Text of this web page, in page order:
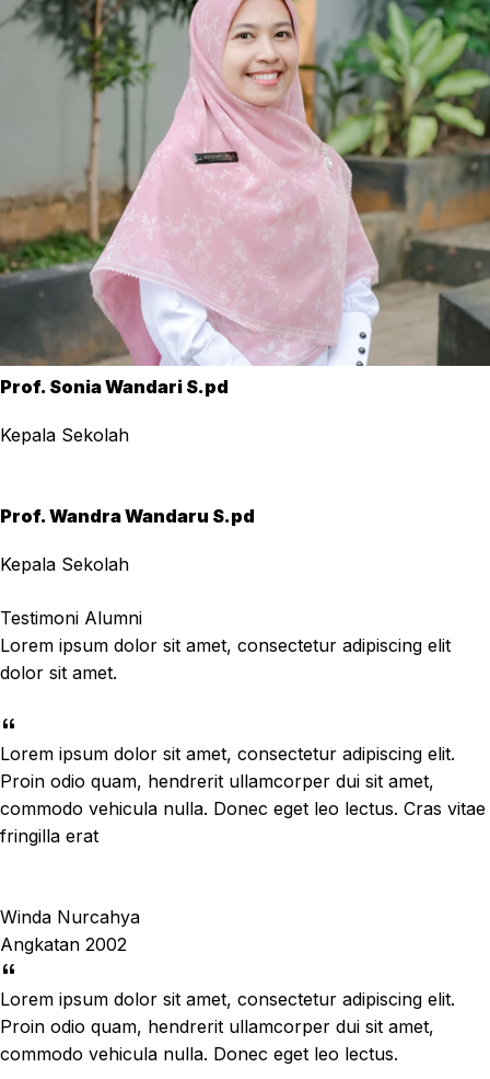
Prof. Sonia Wandari S.pd
Kepala Sekolah
Prof. Wandra Wandaru S.pd
Kepala Sekolah
Testimoni Alumni
Lorem ipsum dolor sit amet, consectetur adipiscing elit
dolor sit amet.
Lorem ipsum dolor sit amet, consectetur adipiscing elit.
Proin odio quam, hendrerit ullamcorper dui sit amet,
commodo vehicula nulla. Donec eget leo lectus. Cras vitae
fringilla erat
Winda Nurcahya
Angkatan 2002
Lorem ipsum dolor sit amet, consectetur adipiscing elit.
Proin odio quam, hendrerit ullamcorper dui sit amet,
commodo vehicula nulla. Donec eget leo lectus.